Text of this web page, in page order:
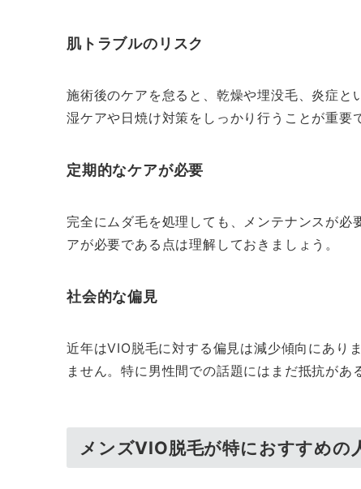
肌トラブルのリスク
施術後のケアを怠ると、乾燥や埋没毛、炎症
湿ケアや日焼け対策をしっかり行うことが重要
定期的なケアが必要
完全にムダ毛を処理しても、メンテナンスが
アが必要である点は理解しておきましょう。
社会的な偏見
近年はVIO脱毛に対する偏見は減少傾向にあり
ません。特に男性間での話題にはまだ抵抗があ
メンズVIO脱毛が特におすすめの